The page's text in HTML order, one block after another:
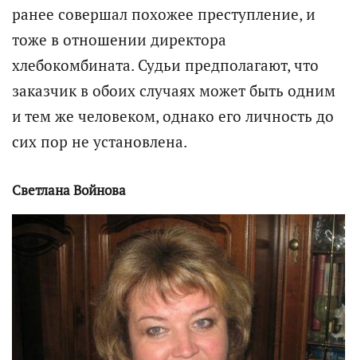
ранее совершал похожее преступление, и
тоже в отношении директора
хлебокомбината. Судьи предполагают, что
заказчик в обоих случаях может быть одним
и тем же человеком, однако его личность до
сих пор не установлена.
Светлана Войнова